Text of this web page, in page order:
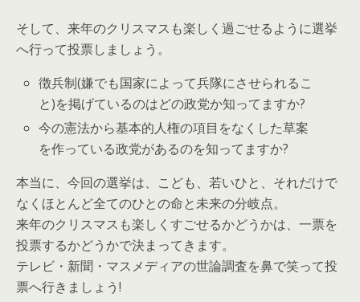
そして、来年のクリスマスも楽しく過ごせるように選挙
へ行って投票しましょう。
徴兵制(嫌でも国家によって兵隊にさせられるこ
と)を掲げているのはどの政党か知ってますか?
今の憲法から基本的人権の項目をなくした草案
を作っている政党があるのを知ってますか?
本当に、今回の選挙は、こども、若いひと、それだけで
なくほとんど全てのひとの命と未来の分岐点。
来年のクリスマスも楽しくすごせるかどうかは、一票を
投票するかどうかで決まってきます。
テレビ・新聞・マスメディアの世論調査を鼻で笑って投
票へ行きましょう!